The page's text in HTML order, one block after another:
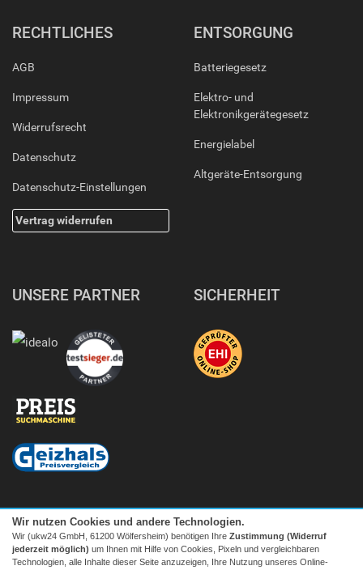
RECHTLICHES
AGB
Impressum
Widerrufsrecht
Datenschutz
Datenschutz-Einstellungen
Vertrag widerrufen
ENTSORGUNG
Batteriegesetz
Elektro- und
Elektronikgerätegesetz
Energielabel
Altgeräte-Entsorgung
UNSERE PARTNER SICHERHEIT
Wir nutzen Cookies und andere Technologien.
Wir (ukw24 GmbH, 61200 Wölfersheim) benötigen Ihre Zustimmung (Widerruf
jederzeit möglich) um Ihnen mit Hilfe von Cookies, Pixeln und vergleichbaren
Technologien, alle Inhalte dieser Seite anzuzeigen, Ihre Nutzung unseres Online-